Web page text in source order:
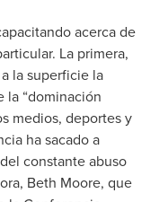
acerca de
La primera,
la superficie la
la “dominación
medios, deportes y
ha sacado a
constante abuso
Beth Moore, que